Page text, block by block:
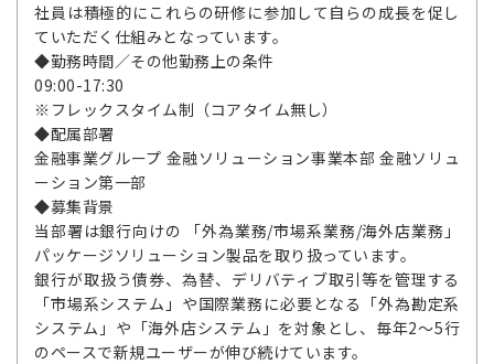
社員は積極的にこれらの研修に参加して自らの成長を促し
ていただく仕組みとなっています。
◆勤務時間／その他勤務上の条件
09:00-17:30
※フレックスタイム制（コアタイム無し）
◆配属部署
金融事業グループ 金融ソリューション事業本部 金融ソリュ
ーション第一部
◆募集背景
当部署は銀行向けの 「外為業務/市場系業務/海外店業務」
パッケージソリューション製品を取り扱っています。
銀行が取扱う債券、為替、デリバティブ取引等を管理する
「市場系システム」や国際業務に必要となる「外為勘定系
システム」や「海外店システム」を対象とし、毎年2～5行
のペースで新規ユーザーが伸び続けています。